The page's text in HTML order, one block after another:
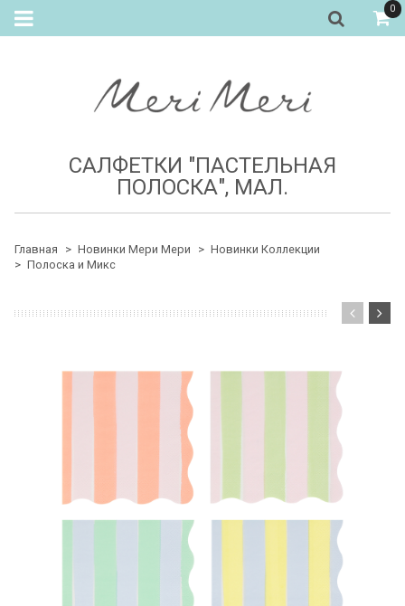
0
САЛФЕТКИ "ПАСТЕЛЬНАЯ
ПОЛОСКА", МАЛ.
Главная Новинки Мери Мери
Новинки Коллекции
Полоска и Микс